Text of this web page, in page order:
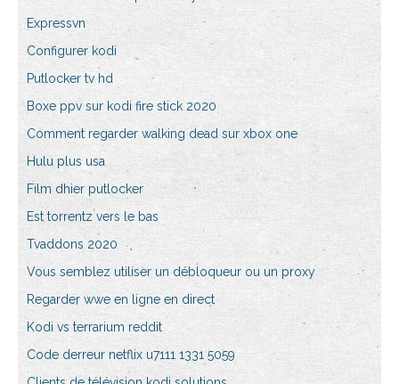
Expressvn
Configurer kodi
Putlocker tv hd
Boxe ppv sur kodi fire stick 2020
Comment regarder walking dead sur xbox one
Hulu plus usa
Film dhier putlocker
Est torrentz vers le bas
Tvaddons 2020
Vous semblez utiliser un débloqueur ou un proxy
Regarder wwe en ligne en direct
Kodi vs terrarium reddit
Code derreur netflix u7111 1331 5059